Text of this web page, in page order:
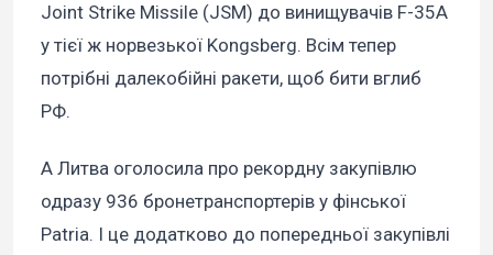
Joint Strike Missile (JSM) до винищувачів F-35A
у тієї ж норвезької Kongsberg. Всім тепер
потрібні далекобійні ракети, щоб бити вглиб
РФ.
А Литва оголосила про рекордну закупівлю
одразу 936 бронетранспортерів у фінської
Patria. І це додатково до попередньої закупівлі